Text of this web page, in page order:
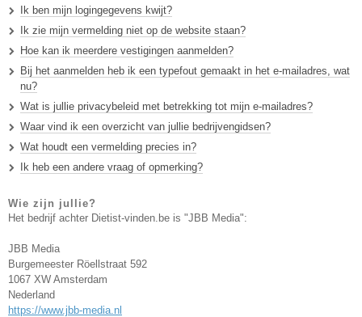
Ik ben mijn logingegevens kwijt?
Ik zie mijn vermelding niet op de website staan?
Hoe kan ik meerdere vestigingen aanmelden?
Bij het aanmelden heb ik een typefout gemaakt in het e-mailadres, wat
nu?
Wat is jullie privacybeleid met betrekking tot mijn e-mailadres?
Waar vind ik een overzicht van jullie bedrijvengidsen?
Wat houdt een vermelding precies in?
Ik heb een andere vraag of opmerking?
Wie zijn jullie?
Het bedrijf achter Dietist-vinden.be is "JBB Media":
JBB Media
Burgemeester Röellstraat 592
1067 XW Amsterdam
Nederland
https://www.jbb-media.nl